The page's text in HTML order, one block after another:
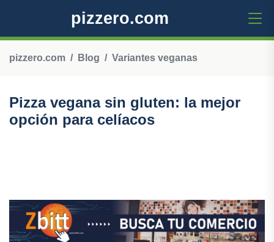
pizzero.com
pizzero.com Blog Variantes veganas
Pizza vegana sin gluten: la mejor
opción para celíacos